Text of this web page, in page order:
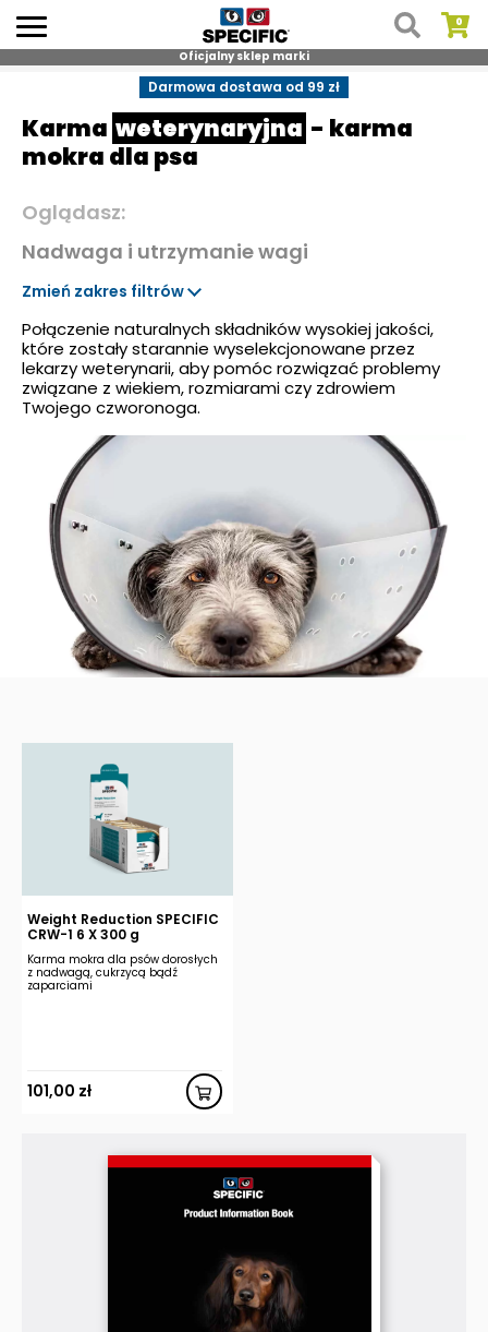
content
Oficjalny sklep marki
Darmowa dostawa od 99 zł
Karma weterynaryjna - karma
mokra dla psa
Oglądasz:
Nadwaga i utrzymanie wagi
Zmień zakres filtrów
Połączenie naturalnych składników wysokiej jakości,
które zostały starannie wyselekcjonowane przez
lekarzy weterynarii, aby pomóc rozwiązać problemy
związane z wiekiem, rozmiarami czy zdrowiem
Twojego czworonoga.
Weight Reduction SPECIFIC
CRW-1 6 X 300 g
Karma mokra dla psów dorosłych
z nadwagą, cukrzycą bądź
zaparciami
101,00 zł